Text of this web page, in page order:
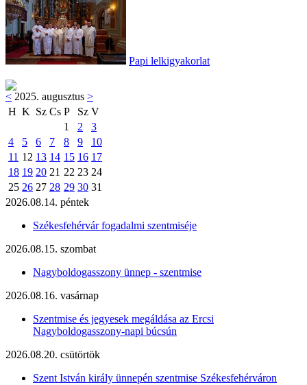
Papi lelkigyakorlat
< 2025. augusztus >
H K Sz Cs P Sz V
1
2
3
4
5 6 7 8 9
10
11 12 13 14 15 16 17
18 19 20 21 22 23 24
25 26 27 28 29 30 31
2026.08.14. péntek
Székesfehérvár fogadalmi szentmiséje
2026.08.15. szombat
Nagyboldogasszony ünnep - szentmise
2026.08.16. vasárnap
Szentmise és jegyesek megáldása az Ercsi
Nagyboldogasszony-napi búcsún
2026.08.20. csütörtök
Szent István király ünnepén szentmise Székesfehérváron